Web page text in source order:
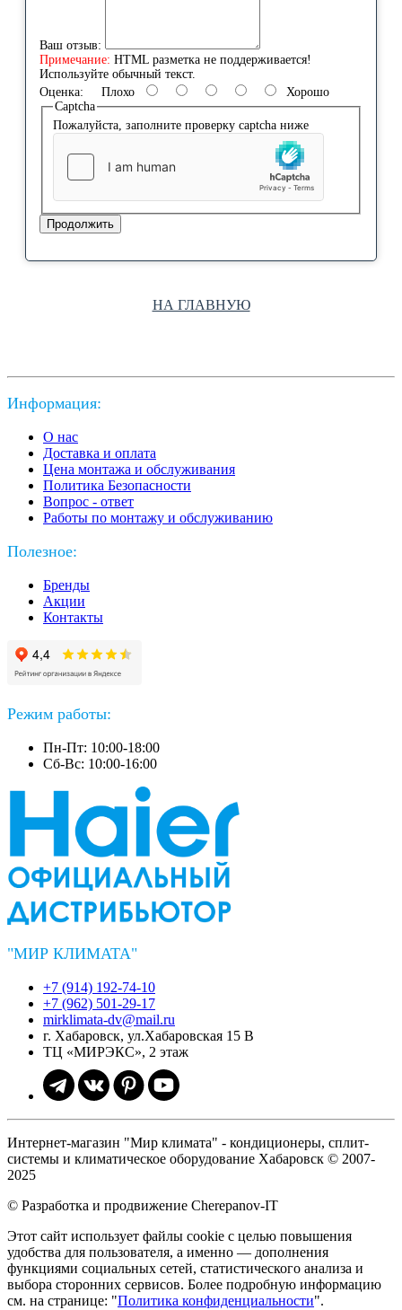
Ваш отзыв:
Примечание: HTML разметка не поддерживается!
Используйте обычный текст.
Оценка: Плохо
Хорошо
Captcha
Пожалуйста, заполните проверку captcha ниже
Продолжить
НА ГЛАВНУЮ
Информация:
О нас
Доставка и оплата
Цена монтажа и обслуживания
Политика Безопасности
Вопрос - ответ
Работы по монтажу и обслуживанию
Полезное:
Бренды
Акции
Контакты
Режим работы:
Пн-Пт: 10:00-18:00
Сб-Вс: 10:00-16:00
"МИР КЛИМАТА"
+7 (914) 192-74-10
+7 (962) 501-29-17
mirklimata-dv@mail.ru
г. Хабаровск, ул.Хабаровская 15 В
ТЦ «МИРЭКС», 2 этаж
Интернет-магазин "Мир климата" - кондиционеры, сплит-
системы и климатическое оборудование Хабаровск © 2007-
2025
© Разработка и продвижение Cherepanov-IT
Этот сайт использует файлы cookie с целью повышения
удобства для пользователя, а именно — дополнения
функциями социальных сетей, статистического анализа и
выбора сторонних сервисов. Более подробную информацию
см. на странице: "Политика конфиденциальности".